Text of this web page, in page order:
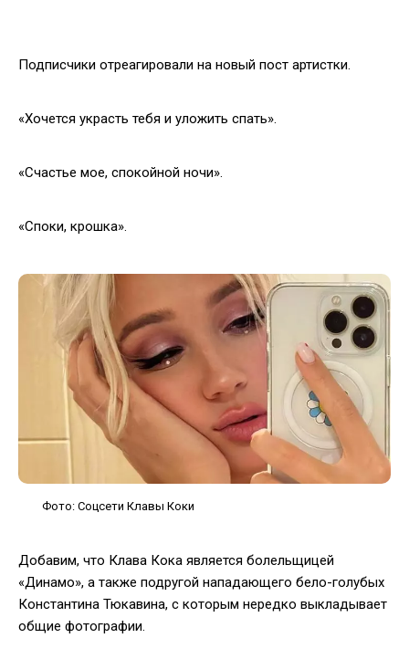
Подписчики отреагировали на новый пост артистки.
«Хочется украсть тебя и уложить спать».
«Счастье мое, спокойной ночи».
«Споки, крошка».
Фото: Соцсети Клавы Коки
Добавим, что Клава Кока является болельщицей
«Динамо», а также подругой нападающего бело-голубых
Константина Тюкавина, с которым нередко выкладывает
общие фотографии.